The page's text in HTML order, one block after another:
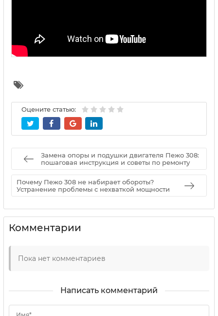
Оцените статью:
Замена опоры и подушки двигателя Пежо 308:
пошаговая инструкция и советы по ремонту
Почему Пежо 308 не набирает обороты?
Устранение проблемы с нехваткой мощности
Комментарии
Пока нет комментариев
Написать комментарий